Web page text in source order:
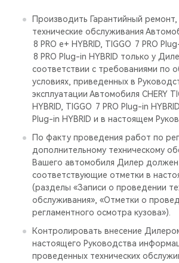
Производить Гарантийный
технические обслуживания
8 PRO е+ HYBRID, TIGGO 7 PRO
8 PRO Plug-in HYBRID только у
соответствии с требованиями по
условиях, приведенных в
эксплуатации Автомобиля CHERY
HYBRID, TIGGO 7 PRO Plug-in
Plug-in HYBRID и в настоящем
По факту проведения работ по
дополнительному техническому
Вашего автомобиля Дилер должен
соответствующие отметки в
(разделы «Записи о проведении
обслуживания», «Отметки о
регламентного осмотра кузова»).
Контролировать внесение
настоящего Руководства
проведенных технических